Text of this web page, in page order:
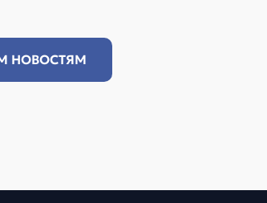
НОВОСТЯМ